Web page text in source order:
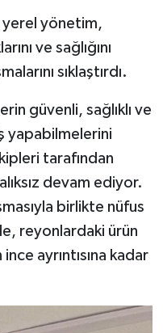
yerel yönetim,
ve sağlığını
sıklaştırdı.
güvenli, sağlıklı ve
yapabilmelerini
tarafından
devam ediyor.
birlikte nüfus
reyonlardaki ürün
ayrıntısına kadar